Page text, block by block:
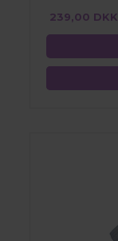
239,00 DKK